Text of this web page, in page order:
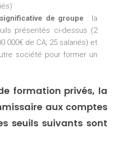
de groupe : la
présentés ci-dessus (2
000€ de CA; 25 salariés) et
société pour former un
formation privés, la
aux comptes
seuils suivants sont